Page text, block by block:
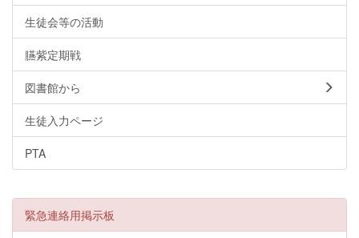
生徒会等の活動
臙紫定期戦
図書館から
生徒入力ページ
PTA
緊急連絡用掲示板